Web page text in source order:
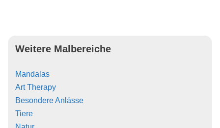
Weitere Malbereiche
Mandalas
Art Therapy
Besondere Anlässe
Tiere